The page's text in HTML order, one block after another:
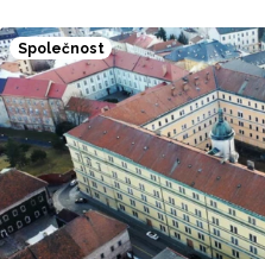
zvrat. Nová aukce bude
Minimální cena je stanovena
v předchozí dražbě činila 89
mluvčí ÚZSVM Michaela
Společnost